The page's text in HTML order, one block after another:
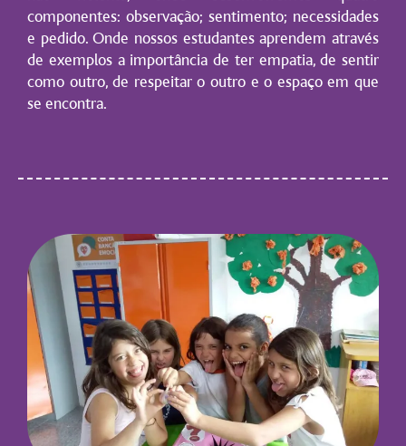
componentes: observação; sentimento; necessidades
e pedido. Onde nossos estudantes aprendem através
de exemplos a importância de ter empatia, de sentir
como outro, de respeitar o outro e o espaço em que
se encontra.